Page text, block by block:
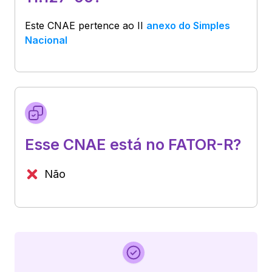
Este CNAE pertence ao II anexo do Simples
Nacional
Esse CNAE está no FATOR-R?
Não